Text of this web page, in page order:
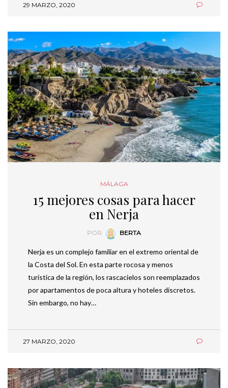
29 MARZO, 2020
MÁLAGA
15 mejores cosas para hacer
en Nerja
POR BERTA
Nerja es un complejo familiar en el extremo oriental de
la Costa del Sol. En esta parte rocosa y menos
turística de la región, los rascacielos son reemplazados
por apartamentos de poca altura y hoteles discretos.
Sin embargo, no hay…
27 MARZO, 2020